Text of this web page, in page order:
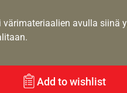
avulla siinä
Add to wishlist